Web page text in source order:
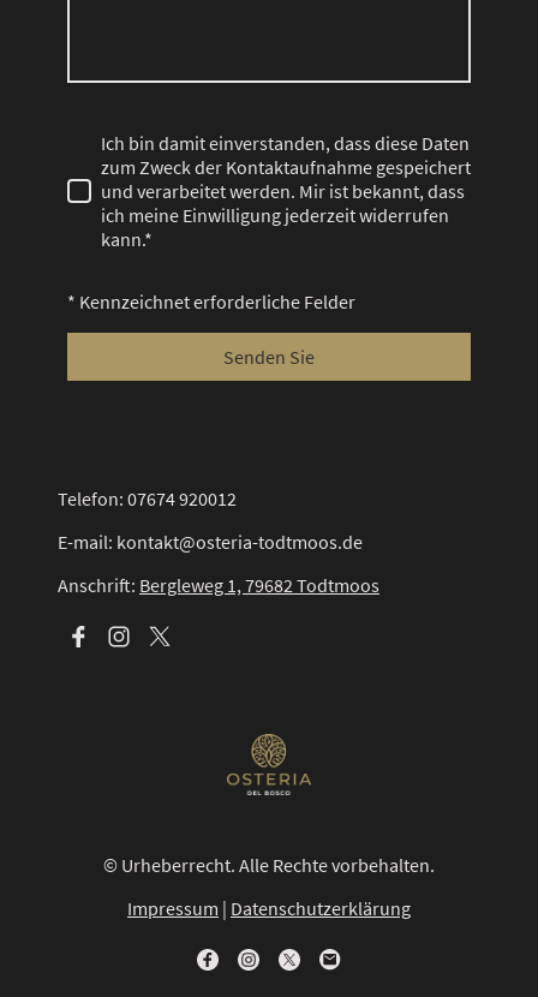
Ich bin damit einverstanden, dass diese Daten
zum Zweck der Kontaktaufnahme gespeichert
und verarbeitet werden. Mir ist bekannt, dass
ich meine Einwilligung jederzeit widerrufen
kann.*
* Kennzeichnet erforderliche Felder
Senden Sie
Telefon: 07674 920012
E-mail: kontakt@osteria-todtmoos.de
Anschrift: Bergleweg 1, 79682 Todtmoos
© Urheberrecht. Alle Rechte vorbehalten.
Impressum | Datenschutzerklärung